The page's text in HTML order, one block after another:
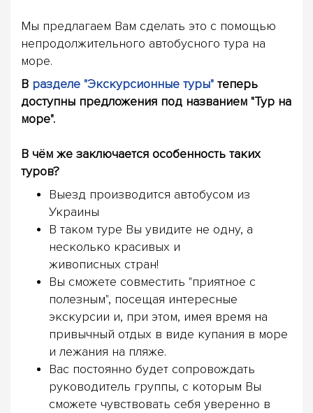
Мы предлагаем Вам сделать это с помощью
непродолжительного автобусного тура на
море.
В разделе "Экскурсионные туры" теперь
доступны предложения под названием "Тур на
море".
В чём же заключается особенность таких
туров?
Выезд производится автобусом из
Украины
В таком туре Вы увидите не одну, а
несколько красивых и
живописных стран!
Вы сможете совместить "приятное с
полезным", посещая интересные
экскурсии и, при этом, имея время на
привычный отдых в виде купания в море
и лежания на пляже.
Вас постоянно будет сопровождать
руководитель группы, с которым Вы
сможете чувствовать себя уверенно в